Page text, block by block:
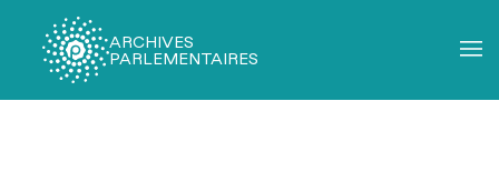
ARCHIVES
PARLEMENTAIRES